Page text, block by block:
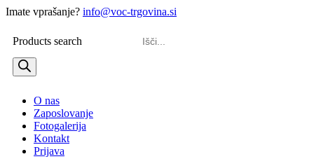
Imate vprašanje? info@voc-trgovina.si
Products search
O nas
Zaposlovanje
Fotogalerija
Kontakt
Prijava